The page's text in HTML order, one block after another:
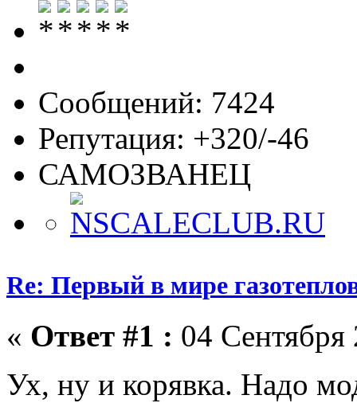
Сообщений: 7424
Репутация: +320/-46
САМОЗВАНЕЦ
Re: Первый в мире
« Ответ #1 : 04
Ух, ну и корявка. Надо